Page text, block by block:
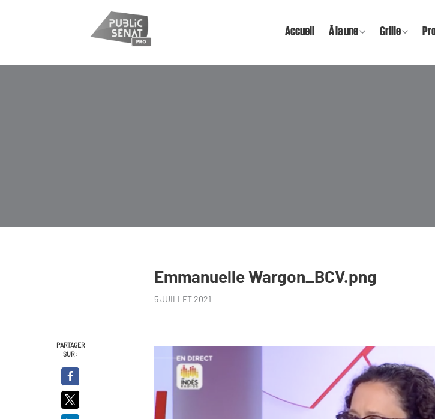
Accueil À la une Grille
Emmanuelle Wargon_BCV.png
5 JUILLET 2021
PARTAGER
SUR :